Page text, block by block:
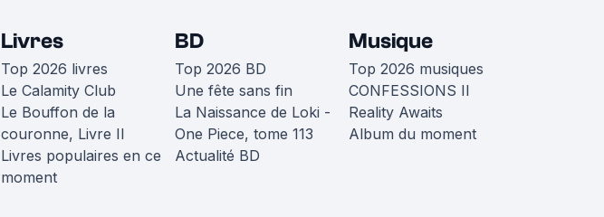
Livres
Top 2026 livres
Le Calamity Club
Le Bouffon de la
couronne, Livre II
Livres populaires en ce
moment
BD
Top 2026 BD
Une fête sans fin
La Naissance de Loki -
One Piece, tome 113
Actualité BD
Musique
Top 2026 musiques
CONFESSIONS II
Reality Awaits
Album du moment